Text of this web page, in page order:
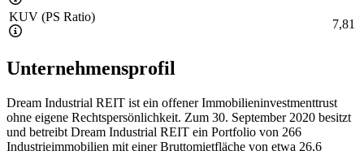
KUV (PS Ratio)
7,81
Unternehmensprofil
Dream Industrial REIT ist ein offener Immobilieninvestmenttrust
ohne eigene Rechtspersönlichkeit. Zum 30. September 2020 besitzt
und betreibt Dream Industrial REIT ein Portfolio von 266
Industrieimmobilien mit einer Bruttomietfläche von etwa 26,6